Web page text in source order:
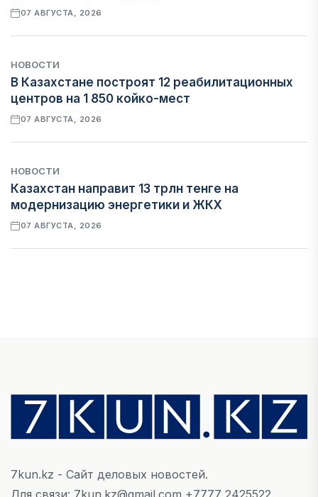
07 АВГУСТА, 2026
НОВОСТИ
В Казахстане построят 12 реабилитационных
центров на 1 850 койко-мест
07 АВГУСТА, 2026
НОВОСТИ
Казахстан направит 13 трлн тенге на
модернизацию энергетики и ЖКХ
07 АВГУСТА, 2026
Денежно-кредитная политика влияет не
только на спрос, но и на предложение труда
07 АВГУСТА, 2026
НОВОСТИ
7kun.kz - Сайт деловых новостей.